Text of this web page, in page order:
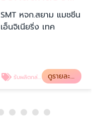
SMT หจก.สยาม แมชชีน
เอ็นจิเนียริ่ง เทค
รับผลิตกล่องพลูบ๊อกซ์ ดูรายละเอียด